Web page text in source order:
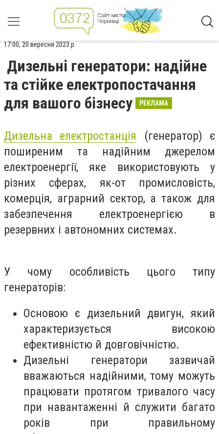
17:00, 20 вересня 2023 р.
Дизельні генератори: надійне
та стійке електропостачання
для вашого бізнесу
РЕКЛАМА
Дизельна електростанція (генератор) є
поширеним та надійним джерелом
електроенергії, яке використовують у
різних сферах, як-от промисловість,
комерція, аграрний сектор, а також для
забезпечення електроенергією в
резервних і автономних системах.
У чому особливість цього типу
генераторів:
Основою є дизельний двигун, який
характеризується високою
ефективністю й довговічністю.
Дизельні генератори зазвичай
вважаються надійними, тому можуть
працювати протягом тривалого часу
при навантаженні й служити багато
років при правильному